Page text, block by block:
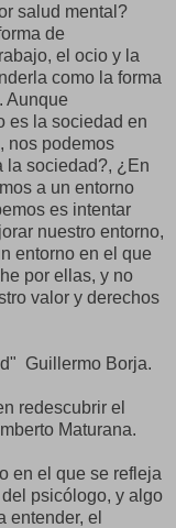
salud mental?
de
el ocio y la
como la forma
Aunque
es la sociedad en
nos podemos
la sociedad?, ¿En
a un entorno
es intentar
nuestro entorno,
entorno en el que
por ellas, y no
valor y derechos
Guillermo Borja.
redescubrir el
Maturana.
en el que se refleja
psicólogo, y algo
entender, el